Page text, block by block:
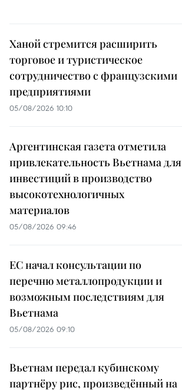
Ханой стремится расширить
торговое и туристическое
сотрудничество с французскими
предприятиями
05/08/2026 10:10
Аргентинская газета отметила
привлекательность Вьетнама для
инвестиций в производство
высокотехнологичных
материалов
05/08/2026 09:46
ЕС начал консультации по
перечню металлопродукции и
возможным последствиям для
Вьетнама
05/08/2026 09:10
Вьетнам передал кубинскому
партнёру рис, произведённый на